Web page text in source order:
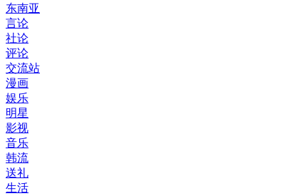
东南亚
言论
社论
评论
交流站
漫画
娱乐
明星
影视
音乐
韩流
送礼
生活